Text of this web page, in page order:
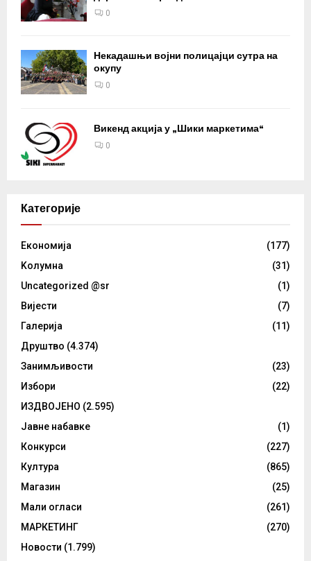
0
Некадашњи војни полицајци сутра на
окупу
0
Викенд акција у „Шики маркетима“
0
Категорије
Eкономија
(177)
Kолумнa
(31)
Uncategorized @sr
(1)
Вијести
(7)
Галерија
(11)
Друштво (4.374)
Занимљивости
(23)
Избори
(22)
ИЗДВОЈЕНО (2.595)
Јавне набавке
(1)
Конкурси
(227)
Култура
(865)
Магазин
(25)
Мали огласи
(261)
МАРКЕТИНГ
(270)
Новости (1.799)